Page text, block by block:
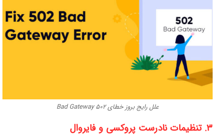
علل رایج بروز خطای ۵۰۲ Bad Gateway
۳. تنظیمات نادرست پروکسی و فایروال